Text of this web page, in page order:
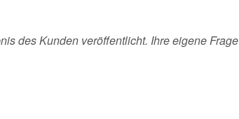
des Kunden veröffentlicht. Ihre eigene Frage